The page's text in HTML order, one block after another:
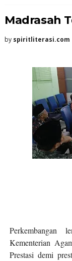
Madrasah
by spiritliterasi.com
Perkembangan
Kementerian
Prestasi demi